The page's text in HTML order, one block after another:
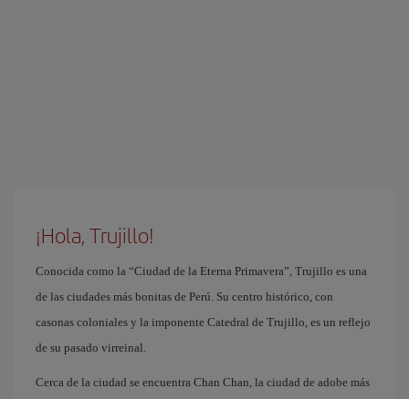
¡Hola, Trujillo!
Conocida como la “Ciudad de la Eterna Primavera”, Trujillo es una
de las ciudades más bonitas de Perú. Su centro histórico, con
casonas coloniales y la imponente Catedral de Trujillo, es un reflejo
de su pasado virreinal.
Cerca de la ciudad se encuentra Chan Chan, la ciudad de adobe más